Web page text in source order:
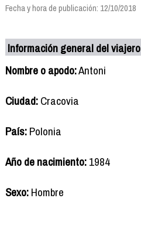
Fecha y hora de publicación: 12/10/2018
Información general del viajero
Nombre o apodo:Antoni
Ciudad:Cracovia
País:Polonia
Año de nacimiento:1984
Sexo:Hombre